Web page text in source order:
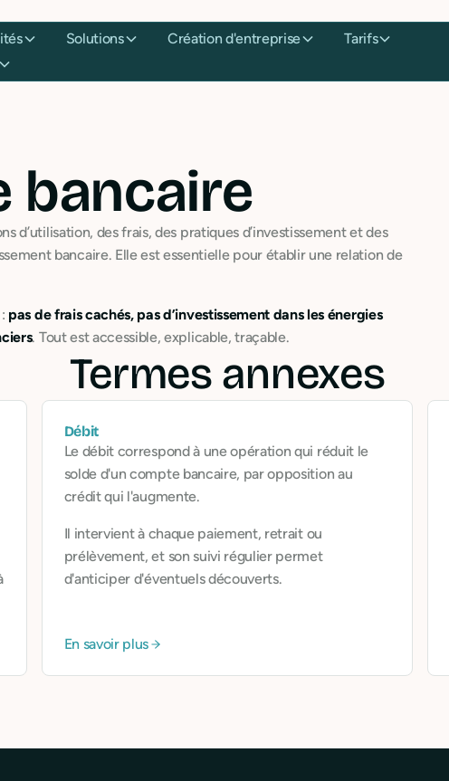
Solutions Création d'entreprise
Tarifs
bancaire
d’utilisation, des frais, des pratiques d’investissement et des
bancaire. Elle est essentielle pour établir une relation de
pas de frais cachés, pas d’investissement dans les énergies
. Tout est accessible, explicable, traçable.
Termes annexes
Débit
Le débit correspond à une opération qui réduit le
solde d'un compte bancaire, par opposition au
crédit qui l'augmente.
Il intervient à chaque paiement, retrait ou
prélèvement, et son suivi régulier permet
d'anticiper d'éventuels découverts.
En savoir plus